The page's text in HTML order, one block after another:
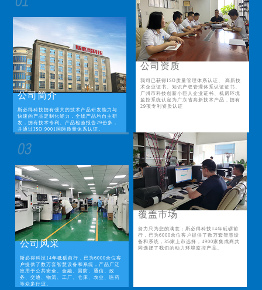
公司简介
斯必得科技拥有强大的技术产品研发能力与
快速的产品定制化能力，全线产品均自主研
发，拥有技术专利、产品检验报告29份多，
并通过ISO 9001国际质量体系认证。
公司资质
我司已获得ISO质量管理体系认证、 高新技
术企业证书、知识产权管理体系认证证书、
广州市科技创新小巨人企业证书、机房环境
监控系统认定为广东省高新技术产品，拥有
29项专利资质认证
公司风采
斯必得科技14年砥砺前行，已为6000余位客
户提供了数万套智慧设备和系统，产品广泛
应用于公共安全、金融、国防、通信、政
务、交通、物流、工厂、仓库、农业、医药
等众多行业。
覆盖市场
努力只为您的满意；斯必得科技14年砥砺前
行，已为6000余位客户提供了数万套智慧设
备和系统，35家上市选择，4900家集成商共
同选择了我们的动力环境监控产品。